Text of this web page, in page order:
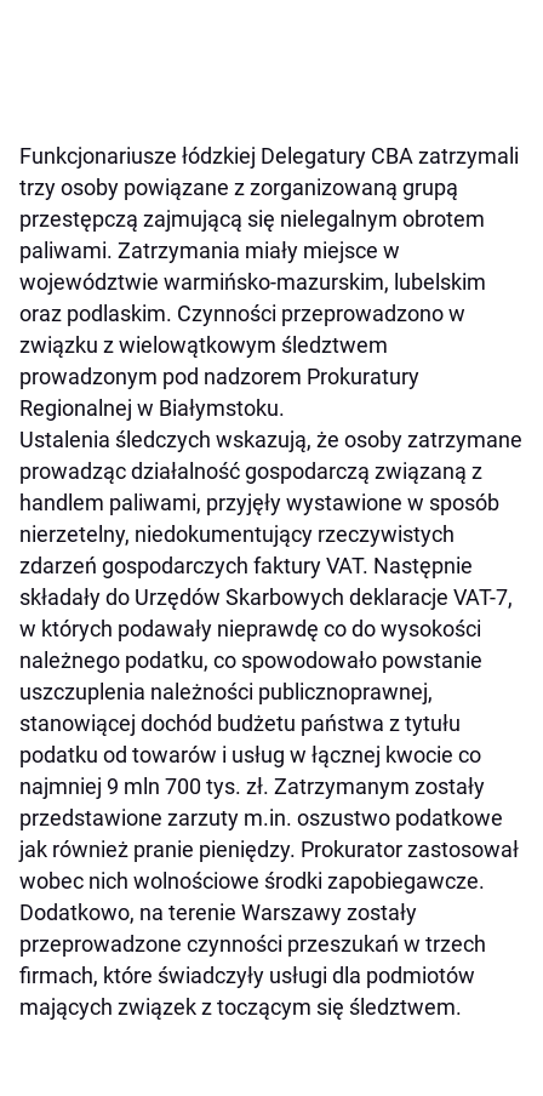
Funkcjonariusze łódzkiej Delegatury CBA zatrzymali
trzy osoby powiązane z zorganizowaną grupą
przestępczą zajmującą się nielegalnym obrotem
paliwami. Zatrzymania miały miejsce w
województwie warmińsko-mazurskim, lubelskim
oraz podlaskim. Czynności przeprowadzono w
związku z wielowątkowym śledztwem
prowadzonym pod nadzorem Prokuratury
Regionalnej w Białymstoku.
Ustalenia śledczych wskazują, że osoby zatrzymane
prowadząc działalność gospodarczą związaną z
handlem paliwami, przyjęły wystawione w sposób
nierzetelny, niedokumentujący rzeczywistych
zdarzeń gospodarczych faktury VAT. Następnie
składały do Urzędów Skarbowych deklaracje VAT-7,
w których podawały nieprawdę co do wysokości
należnego podatku, co spowodowało powstanie
uszczuplenia należności publicznoprawnej,
stanowiącej dochód budżetu państwa z tytułu
podatku od towarów i usług w łącznej kwocie co
najmniej 9 mln 700 tys. zł. Zatrzymanym zostały
przedstawione zarzuty m.in. oszustwo podatkowe
jak również pranie pieniędzy. Prokurator zastosował
wobec nich wolnościowe środki zapobiegawcze.
Dodatkowo, na terenie Warszawy zostały
przeprowadzone czynności przeszukań w trzech
firmach, które świadczyły usługi dla podmiotów
mających związek z toczącym się śledztwem.